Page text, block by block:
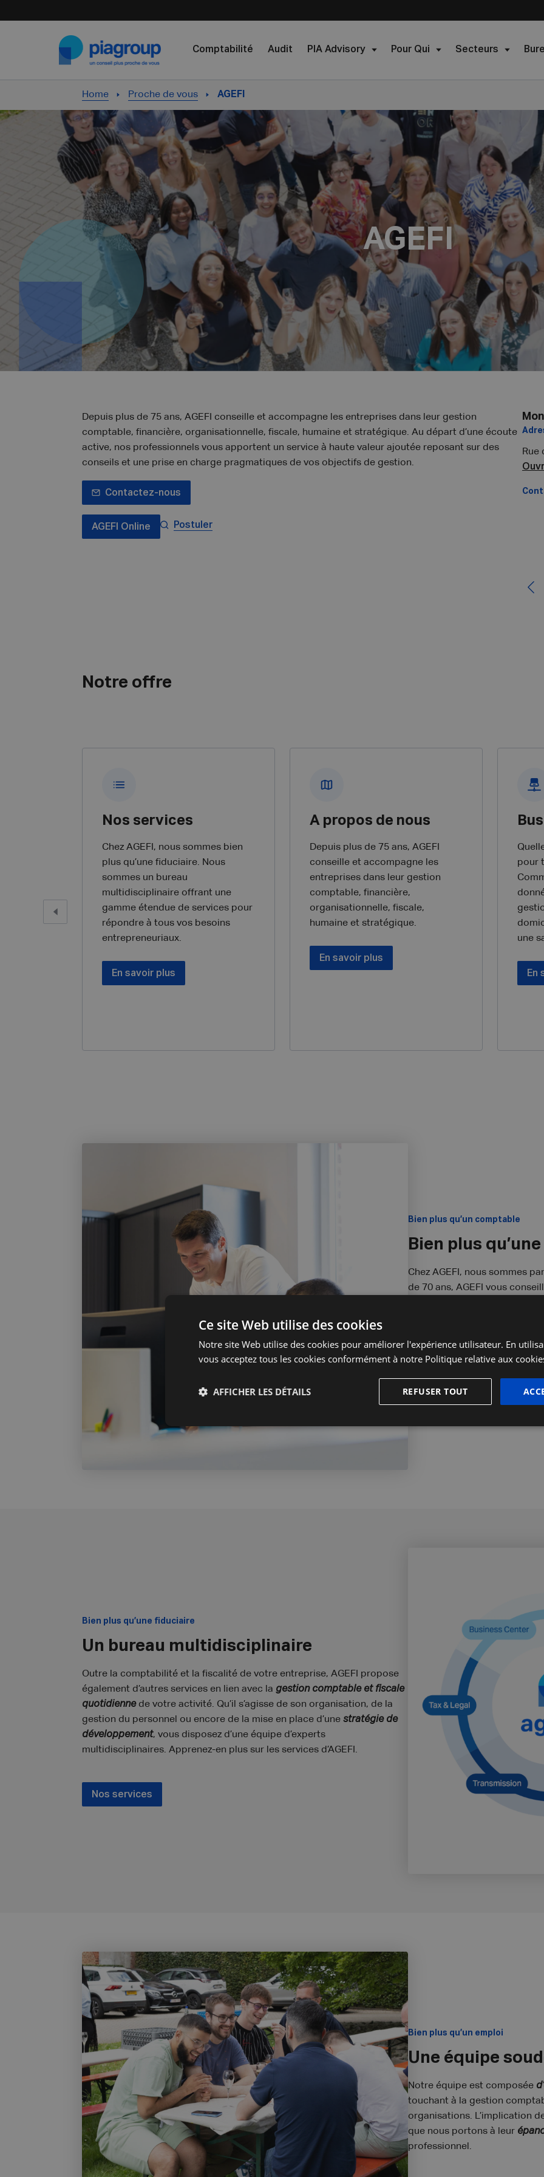
Comptabilité Audit PIA Advisory Pour Qui Secteurs
Home Proche de vous AGEFI
AGEFI
Depuis plus de 75 ans, AGEFI conseille et accompagne les entreprises dans leur gestion
comptable, financière, organisationnelle, fiscale, humaine et stratégique. Au départ d’une écoute
active, nos professionnels vous apportent un service à haute valeur ajoutée reposant sur des
conseils et une prise en charge pragmatiques de vos objectifs de gestion.
Contactez-nous
AGEFI Online Postuler
Rue
Notre offre
Nos services
Chez AGEFI, nous sommes bien
plus qu’une fiduciaire. Nous
sommes un bureau
multidisciplinaire offrant une
gamme étendue de services pour
répondre à tous vos besoins
entrepreneuriaux.
En savoir plus
A propos de nous
Depuis plus de 75 ans, AGEFI
conseille et accompagne les
entreprises dans leur gestion
comptable, financière,
organisationnelle, fiscale,
humaine et stratégique.
En savoir plus
pour
une
En
Bien plus qu’un comptable
Bien plus
Chez AGEFI, nous sommes
de 70 ans, AGEFI vous
de votre
aussi la mise en place
Découvrez pourquoi choisir
Bien plus qu’une fiduciaire
Un bureau multidisciplinaire
Outre la comptabilité et la fiscalité de votre entreprise, AGEFI propose
également d’autres services en lien avec la gestion comptable et fiscale
quotidiennede votre activité. Qu’il s’agisse de son organisation, de la
gestion du personnel ou encore de la mise en place d’une stratégie de
développement, vous disposez d’une équipe d’experts
multidisciplinaires. Apprenez-en plus sur les services d’AGEFI.
Nos services
Bien plus qu’un emploi
Une équipe
Notre équipe est composée
touchant à la gestion
organisations. L’implication
que nous portons à leur
professionnel.
Ce site Web utilise des cookies
Notre site Web utilise des cookies pour améliorer l'expérience utilisateur. En
vous acceptez tous les cookies conformément à notre Politique relative aux
REFUSER TOUT
AFFICHER LES DÉTAILS